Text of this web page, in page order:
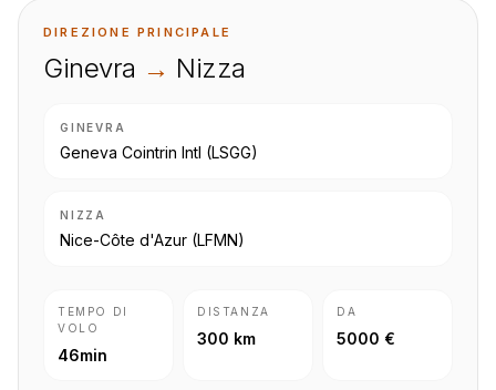
DIREZIONE PRINCIPALE
Ginevra → Nizza
GINEVRA
Geneva Cointrin Intl (LSGG)
NIZZA
Nice-Côte d'Azur (LFMN)
TEMPO DI
VOLO
46min
DISTANZA
300 km
DA
5000 €